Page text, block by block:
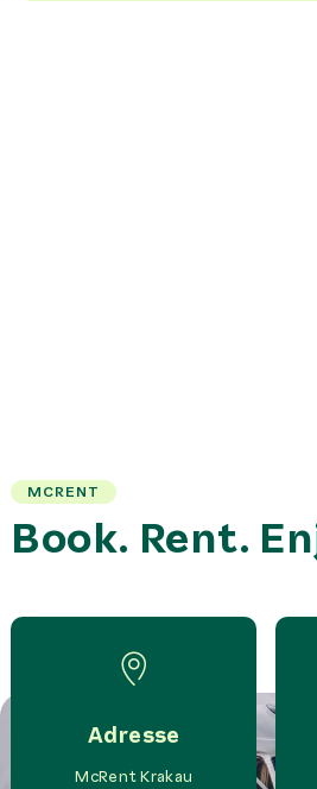
MCRENT
Book. Rent.
Adresse
McRent Krakau